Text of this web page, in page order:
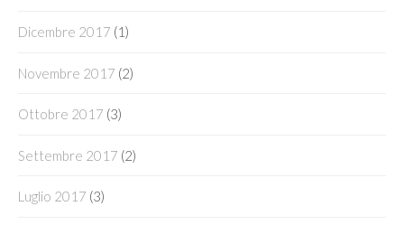
Dicembre 2017 (1)
Novembre 2017 (2)
Ottobre 2017 (3)
Settembre 2017 (2)
Luglio 2017 (3)